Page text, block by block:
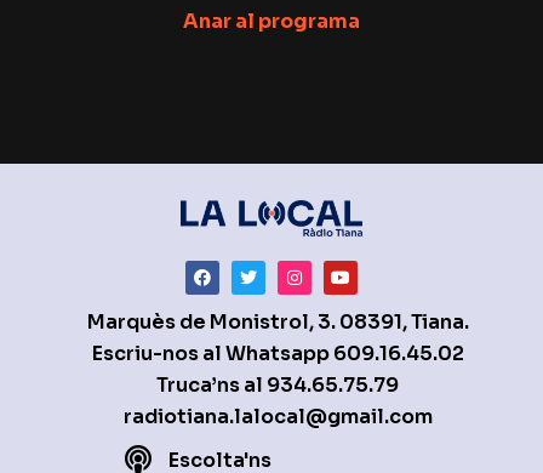
Anar al programa
Marquès de Monistrol, 3. 08391, Tiana.
Escriu-nos al Whatsapp609.16.45.02
Truca’ns al 934.65.75.79
radiotiana.lalocal@gmail.com
Escolta'ns